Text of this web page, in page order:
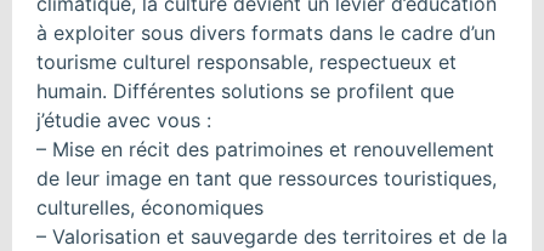
à exploiter sous divers formats dans le cadre d’un
tourisme culturel responsable, respectueux et
humain. Différentes solutions se profilent que
j’étudie avec vous :
– Mise en récit des patrimoines et renouvellement
de leur image en tant que ressources touristiques,
culturelles, économiques
– Valorisation et sauvegarde des territoires et de la